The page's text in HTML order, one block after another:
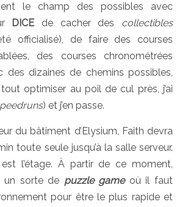
le champ des possibles avec
DICEde cacher des collectibles
officialisé), de faire des courses
des courses chronométrées
des dizaines de chemins possibles,
optimiser au poil de cul près, j’ai
) et j’en passe.
du bâtiment d’Elysium, Faith devra
toute seule jusqu’à la salle serveur.
l’étage. À partir de ce moment,
un sorte de puzzle gameoù il faut
pour être le plus rapide et